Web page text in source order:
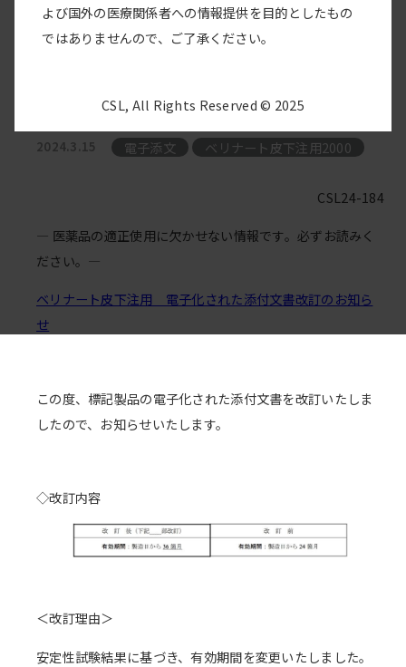
ベリナート皮下注用 電子化され
しました。
2024.3.15 電子添文 ベリナート皮下注用2000
CSL24-184
― 医薬品の適正使用に欠かせない情報です。必ずお読みく
ださい。―
ベリナート皮下注用 電子化された添付文書改訂のお知ら
せ
この度、標記製品の電子化された添付文書を改訂いたしま
したので、お知らせいたします。
◇改訂内容
＜改訂理由＞
安定性試験結果に基づき、有効期間を変更いたしました。
よび国外の医療関係者への情報提供を目的としたもの
ではありませんので、ご了承ください。
CSL, All Rights Reserved © 2025